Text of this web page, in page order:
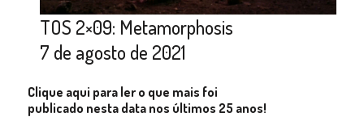
TOS 2×09: Metamorphosis
7 de agosto de 2021
Clique aqui para ler o que mais foi
publicado nesta data nos últimos 25 anos!